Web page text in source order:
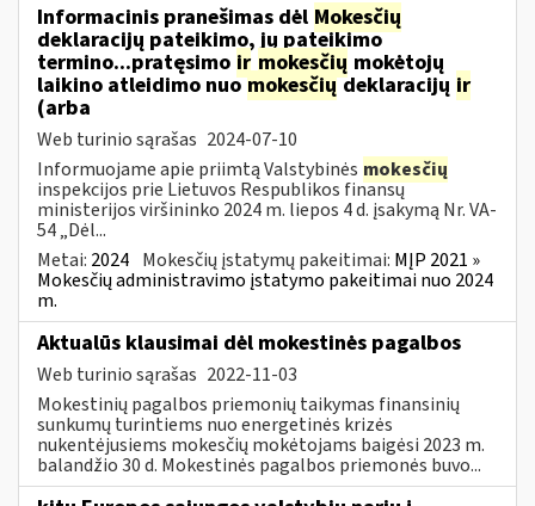
Informacinis pranešimas dėl Mokesčių
deklaracijų pateikimo, jų pateikimo
termino...pratęsimo ir mokesčių mokėtojų
laikino atleidimo nuomokesčiųdeklaracijų ir
(arba
Web turinio sąrašas 2024-07-10
Informuojame apie priimtą Valstybinės mokesčių
inspekcijos prie Lietuvos Respublikos finansų
ministerijos viršininko 2024 m. liepos 4 d. įsakymą Nr. VA-
54 „Dėl...
Metai: 2024 Mokesčių įstatymų pakeitimai: MĮP 2021 »
Mokesčių administravimo įstatymo pakeitimai nuo 2024
m.
Aktualūs klausimai dėl mokestinės pagalbos
Web turinio sąrašas 2022-11-03
Mokestinių pagalbos priemonių taikymas finansinių
sunkumų turintiems nuo energetinės krizės
nukentėjusiems mokesčių mokėtojams baigėsi 2023 m.
balandžio 30 d. Mokestinės pagalbos priemonės buvo...